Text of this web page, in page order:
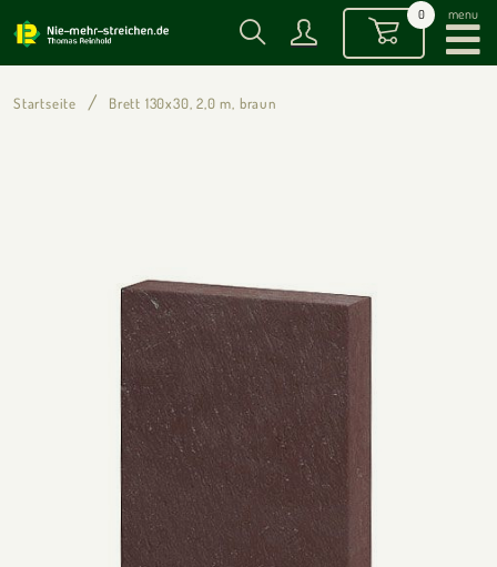
0 menu
Startseite Brett 130x30, 2,0 m, braun